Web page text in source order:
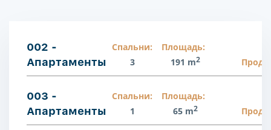
002 -
Апартаменты
Спальни:
3
Площадь:
191 m2
003 -
Апартаменты
Спальни:
1
Площадь:
65 m2